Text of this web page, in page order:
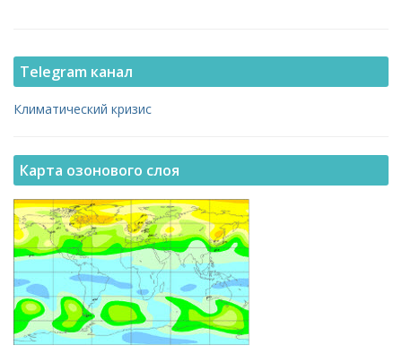
Telegram канал
Климатический кризис
Карта озонового слоя